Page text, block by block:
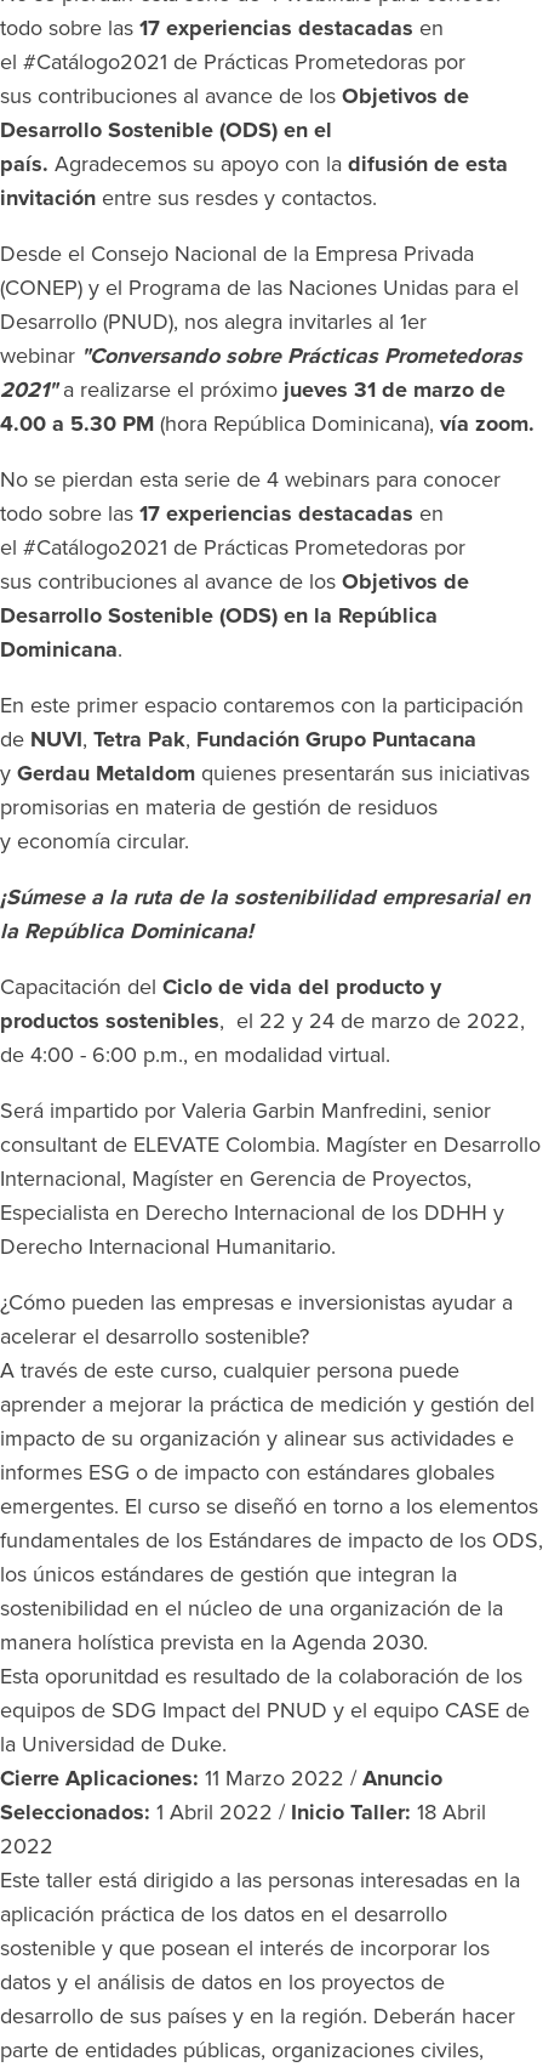
todo sobre las 17 experiencias destacadas en
el #Catálogo2021 de Prácticas Prometedoras por
sus contribuciones al avance de los Objetivos de
Desarrollo Sostenible (ODS) en el
país. Agradecemos su apoyo con la difusión de esta
invitación entre sus resdes y contactos.
Desde el Consejo Nacional de la Empresa Privada
(CONEP) y el Programa de las Naciones Unidas para el
Desarrollo (PNUD), nos alegra invitarles al 1er
webinar "Conversando sobre Prácticas Prometedoras
2021"a realizarse el próximo jueves 31 de marzo de
4.00 a 5.30 PM (hora República Dominicana), vía zoom.
No se pierdan esta serie de 4 webinars para conocer
todo sobre las 17 experiencias destacadas en
el #Catálogo2021 de Prácticas Prometedoras por
sus contribuciones al avance de los Objetivos de
Desarrollo Sostenible (ODS) en la República
Dominicana.
En este primer espacio contaremos con la participación
de NUVI, Tetra Pak, Fundación Grupo Puntacana
y Gerdau Metaldom quienes presentarán sus iniciativas
promisorias en materia de gestión de residuos
y economía circular.
¡Súmese a la ruta de la sostenibilidad empresarial en
la República Dominicana!
Capacitación del Ciclo de vida del producto y
productos sostenibles, el 22 y 24 de marzo de 2022,
de 4:00 - 6:00 p.m., en modalidad virtual.
Será impartido por Valeria Garbin Manfredini, senior
consultant de ELEVATE Colombia. Magíster en Desarrollo
Internacional, Magíster en Gerencia de Proyectos,
Especialista en Derecho Internacional de los DDHH y
Derecho Internacional Humanitario.
¿Cómo pueden las empresas e inversionistas ayudar a
acelerar el desarrollo sostenible?
A través de este curso, cualquier persona puede
aprender a mejorar la práctica de medición y gestión del
impacto de su organización y alinear sus actividades e
informes ESG o de impacto con estándares globales
emergentes. El curso se diseñó en torno a los elementos
fundamentales de los Estándares de impacto de los ODS,
los únicos estándares de gestión que integran la
sostenibilidad en el núcleo de una organización de la
manera holística prevista en la Agenda 2030.
Esta oporunitdad es resultado de la colaboración de los
equipos de SDG Impact del PNUD y el equipo CASE de
la Universidad de Duke.
Cierre Aplicaciones: 11 Marzo 2022 /Anuncio
Seleccionados: 1 Abril 2022 / Inicio Taller: 18 Abril
2022
Este taller está dirigido a las personas interesadas en la
aplicación práctica de los datos en el desarrollo
sostenible y que posean el interés de incorporar los
datos y el análisis de datos en los proyectos de
desarrollo de sus países y en la región. Deberán hacer
parte de entidades públicas, organizaciones civiles,